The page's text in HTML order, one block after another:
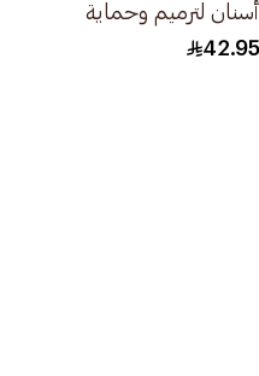
أسنان لترميم وحماية
75مل
42.95